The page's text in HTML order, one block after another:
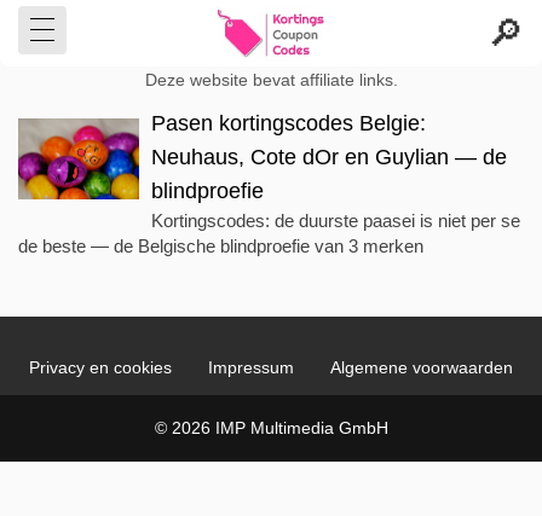
Deze website bevat affiliate links.
Pasen kortingscodes Belgie:
Neuhaus, Cote dOr en Guylian — de
blindproefie
Kortingscodes: de duurste paasei is niet per se
de beste — de Belgische blindproefie van 3 merken
Privacy en cookies Impressum Algemene voorwaarden
© 2026 IMP Multimedia GmbH